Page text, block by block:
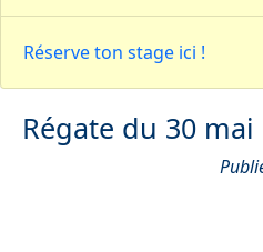
Réserve ton stage ici !
Régate du 30